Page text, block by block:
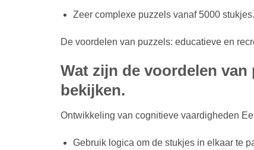
Zeer complexe puzzels vanaf 5000 stukjes.
De voordelen van puzzels: educatieve en
Wat zijn de voordelen
bekijken.
Ontwikkeling van cognitieve vaardigheden
Gebruik logica om de stukjes in elkaar te